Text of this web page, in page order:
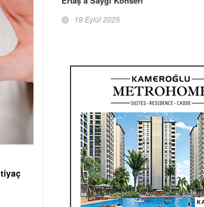
19 Eylül 2025